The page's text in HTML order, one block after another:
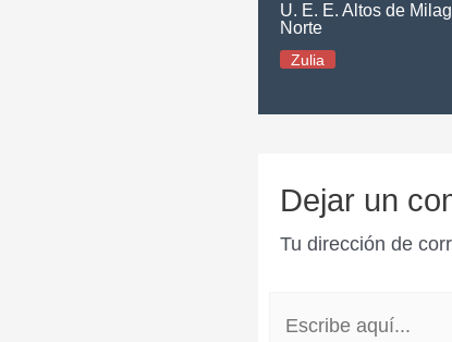
U. E. E. Altos de
Norte
Zulia
Dejar un
Tu dirección de